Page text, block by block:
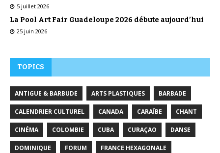
5 juillet 2026
La Pool Art Fair Guadeloupe 2026 débute aujourd’hui
25 juin 2026
TOPICS
ANTIGUE & BARBUDE ARTS PLASTIQUES BARBADE
CALENDRIER CULTUREL CANADA CARAÏBE CHANT
CINÉMA COLOMBIE CUBA CURAÇAO DANSE
DOMINIQUE FORUM FRANCE HEXAGONALE